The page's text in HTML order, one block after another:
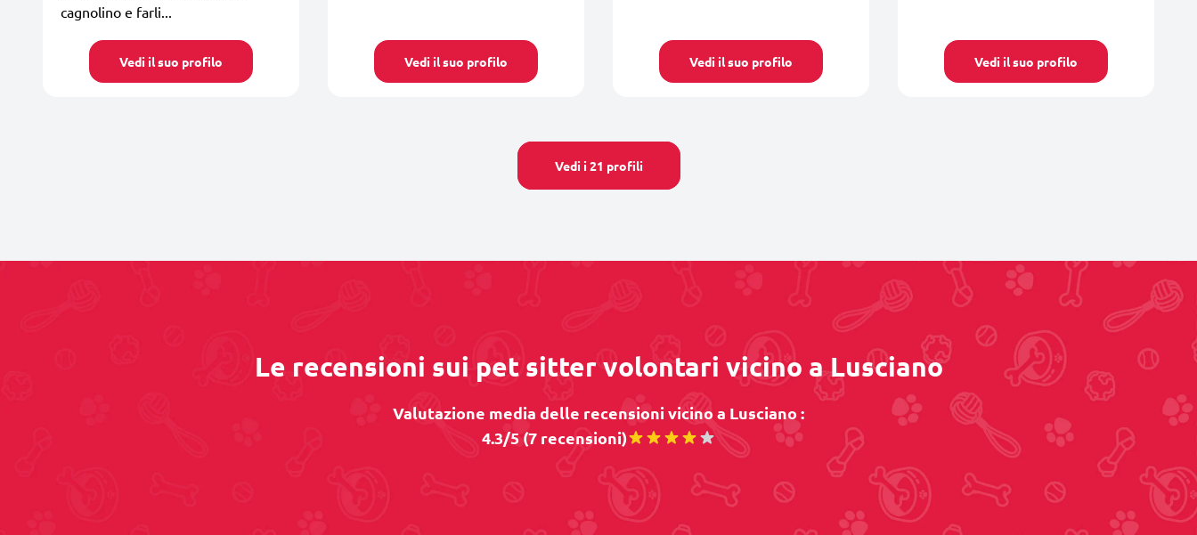
cagnolino e farli...
Vedi il suo profilo Vedi il suo profilo Vedi il suo profilo Vedi il suo profilo
Vedi i 21 profili
Le recensioni sui pet sitter volontari vicino a Lusciano
Valutazione media delle recensioni vicino a Lusciano :
4.3/5 (7 recensioni)